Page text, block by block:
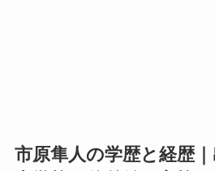
市原隼人の学歴と経歴